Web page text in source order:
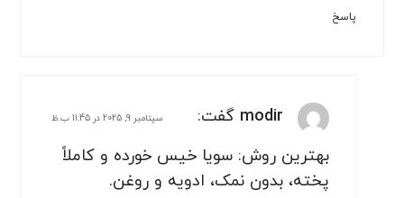
پاسخ
modir گفت: سپتامبر 9, 2025 در 11:45 ب.ظ
بهترین روش: سویا خیس خورده و کاملاً
پخته، بدون نمک، ادویه و روغن.